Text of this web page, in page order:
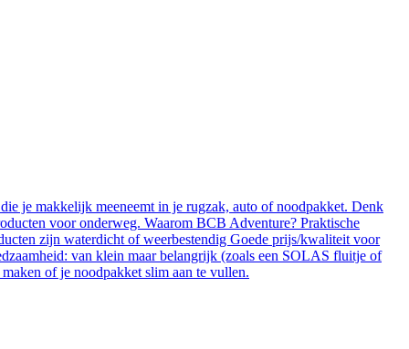
je makkelijk meeneemt in je rugzak, auto of noodpakket. Denk
voor onderweg. Waarom BCB Adventure? Praktische
zijn waterdicht of weerbestendig Goede prijs/kwaliteit voor
van klein maar belangrijk (zoals een SOLAS fluitje of
of je noodpakket slim aan te vullen.